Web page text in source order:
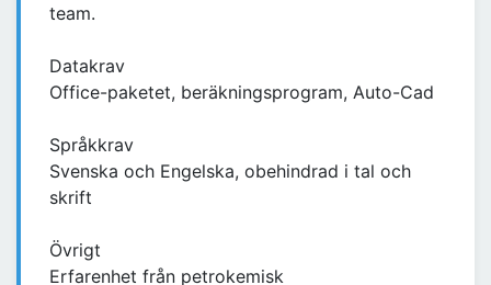
team.
Datakrav
Office-paketet, beräkningsprogram, Auto-Cad
Språkkrav
Svenska och Engelska, obehindrad i tal och
skrift
Övrigt
Erfarenhet från petrokemisk